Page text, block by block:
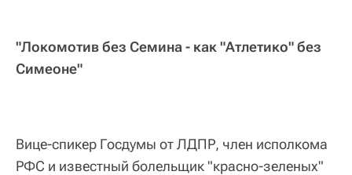
"Локомотив без Семина - как "Атлетико" без
Симеоне"
Вице-спикер Госдумы от ЛДПР, член исполкома
РФС и известный болельщик "красно-зеленых"